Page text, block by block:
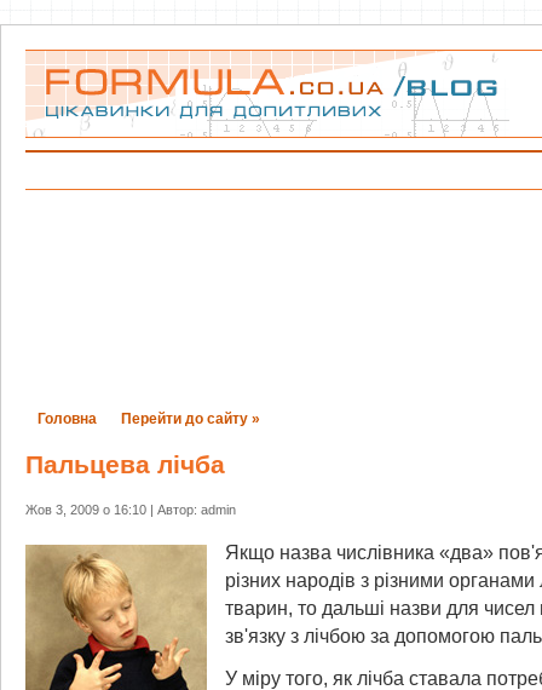
Головна Перейти до сайту »
Пальцева лічба
Жов 3, 2009 о 16:10 | Автор: admin
Якщо назва числівника «два»
різних народів з різними
тварин, то дальші назви для чисел
зв'язку з лічбою за допомогою
У міру того, як лічба ставала